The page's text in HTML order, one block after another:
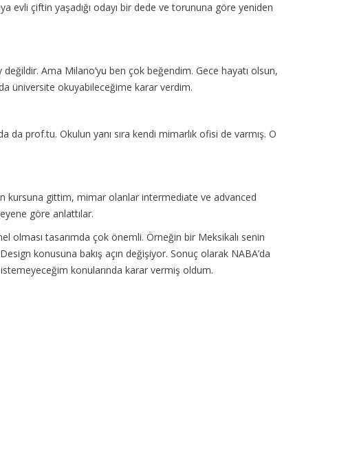
evli çiftin yaşadığı odayı bir dede ve torununa göre yeniden
Ama Milano’yu ben çok beğendim. Gece hayatı olsun,
üniversite okuyabileceğime karar verdim.
prof.tu. Okulun yanı sıra kendi mimarlık ofisi de varmış. O
kursuna gittim, mimar olanlar intermediate ve advanced
göre anlattılar.
olması tasarımda çok önemli. Örneğin bir Meksikalı senin
konusuna bakış açın değişiyor. Sonuç olarak NABA’da
konularında karar vermiş oldum.